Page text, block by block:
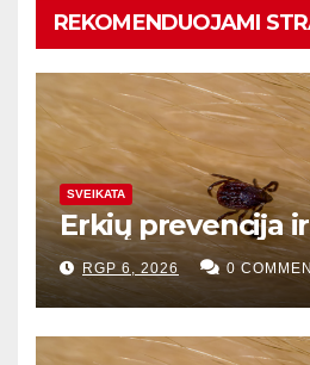
REKOMENDUOJAMI
SVEIKATA
Erkių prevencija
RGP 6, 2026 0